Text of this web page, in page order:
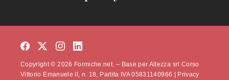
Copyright © 2026 Formiche.net. – Base per Altezza srl Corso
Vittorio Emanuele II, n. 18, Partita IVA 05831140966 |
Privacy